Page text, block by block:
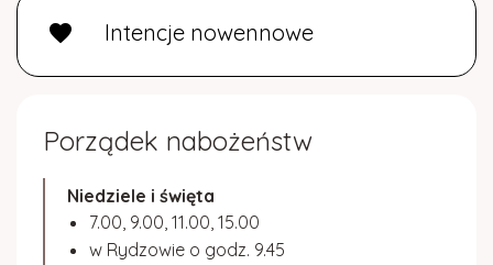
favorite Intencje nowennowe
Porządek nabożeństw
Niedziele i święta
7.00, 9.00, 11.00, 15.00
w Rydzowie o godz. 9.45